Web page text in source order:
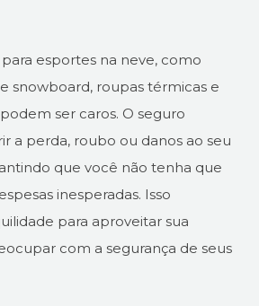
esportes na neve, como
snowboard, roupas térmicas e
ser caros. O seguro
a perda, roubo ou danos ao seu
que você não tenha que
inesperadas. Isso
para aproveitar sua
com a segurança de seus